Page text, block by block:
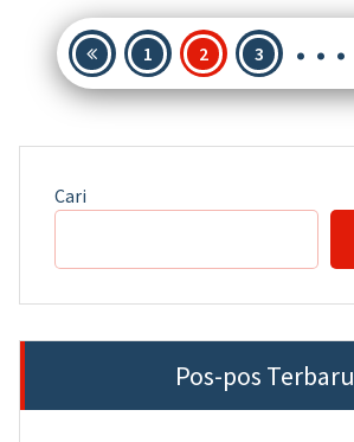
Paginasi
pos
1 2 3 …
Cari
Pos-pos Terbaru